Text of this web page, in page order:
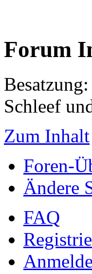
Forum
Schleef
Zum Inhalt
Foren-
Ändere
FAQ